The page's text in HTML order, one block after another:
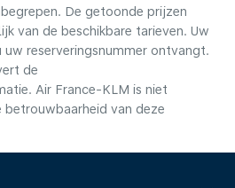
De getoonde prijzen
van de beschikbare tarieven. Uw
reserveringsnummer ontvangt.
de
Air France-KLM is niet
van deze